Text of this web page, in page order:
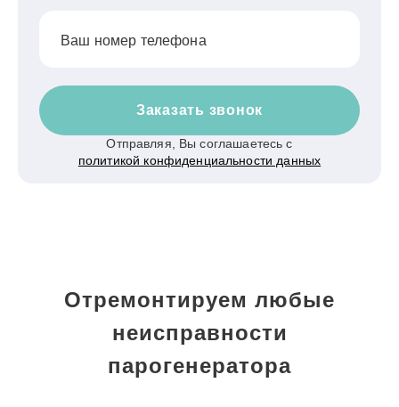
Ваш номер телефона
Заказать звонок
Отправляя, Вы соглашаетесь с
политикой конфиденциальности данных
Отремонтируем любые
неисправности
парогенератора